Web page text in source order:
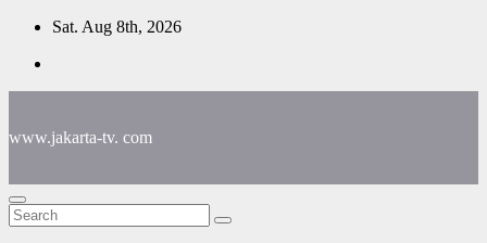
Skip
content
Sat. Aug 8th, 2026
www.jakarta-tv. com